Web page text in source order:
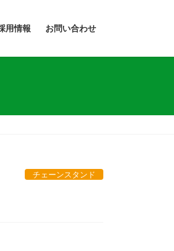
用情報 お問い合わせ
チェーンスタンド